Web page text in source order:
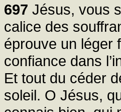
697 Jésus, vous
calice des
éprouve un léger
confiance dans
Et tout du céder
soleil. O Jésus,